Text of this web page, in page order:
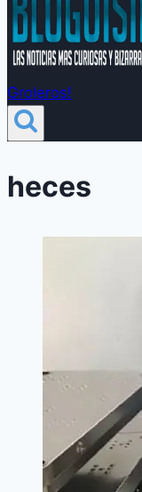
Groleros!
heces